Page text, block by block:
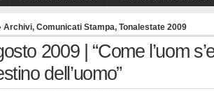
Archivi, Comunicati Stampa, Tonalestate 2009
2009 | “Come l’uom
dell’uomo”